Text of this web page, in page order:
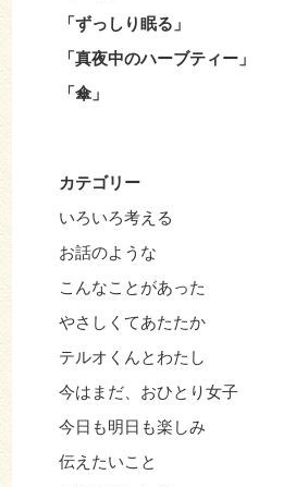
「ずっしり眠る」
「真夜中のハーブティー」
「傘」
カテゴリー
いろいろ考える
お話のような
こんなことがあった
やさしくてあたたか
テルオくんとわたし
今はまだ、おひとり女子
今日も明日も楽しみ
伝えたいこと